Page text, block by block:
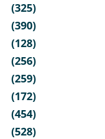
(325)
(390)
(128)
(256)
(259)
(172)
(454)
(528)